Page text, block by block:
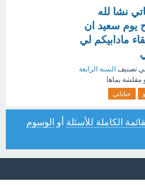
نشا لله
يوم سعيد ان
مادابيكم لي
تصنيف السنة الرابعة
يماها
و حباباتي
الكاملة للأسئلة أو الوسوم